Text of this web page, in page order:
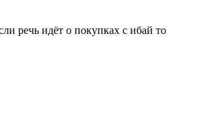
речь идёт о покупках с ибай то